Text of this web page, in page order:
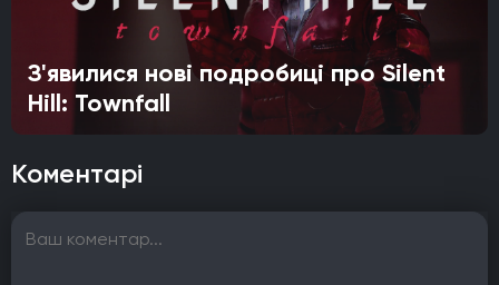
З'явилися нові подробиці про Silent
Hill: Townfall
Коментарі